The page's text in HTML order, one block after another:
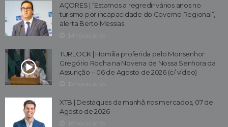
AÇORES | “Estamos a regredir vários anos no
turismo por incapacidade do Governo Regional”,
alerta Berto Messias
TURLOCK | Homilia proferida pelo Monsenhor
Gregório Rocha na Novena de Nossa Senhora da
Assunção – 06 de Agosto de 2026 (c/ vídeo)
XTB | Destaques da manhã nos mercados, 07 de
Agosto de 2026